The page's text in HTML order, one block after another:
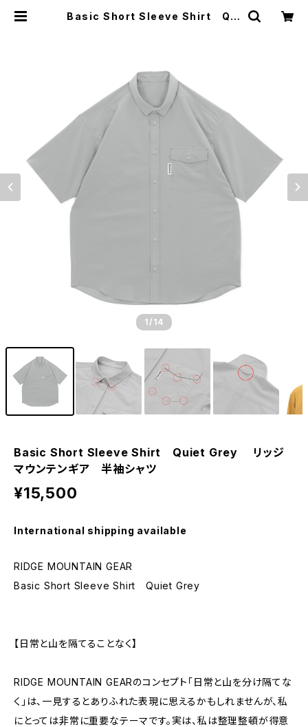
Basic Short Sleeve Shirt Qui
1 /14
Basic Short Sleeve Shirt Quiet Grey リッジ
マウンテンギア 半袖シャツ
¥15,500
International shipping available
RIDGE MOUNTAIN GEAR
Basic Short Sleeve Shirt Quiet Grey
【日常と山を隔てることなく】
RIDGE MOUNTAIN GEARのコンセプト「日常と山を分け隔てな
く」は、一見するとありふれた表現に思えるかもしれませんが、私
にとっては非常に重要なテーマです。実は、私は整理整頓が得意